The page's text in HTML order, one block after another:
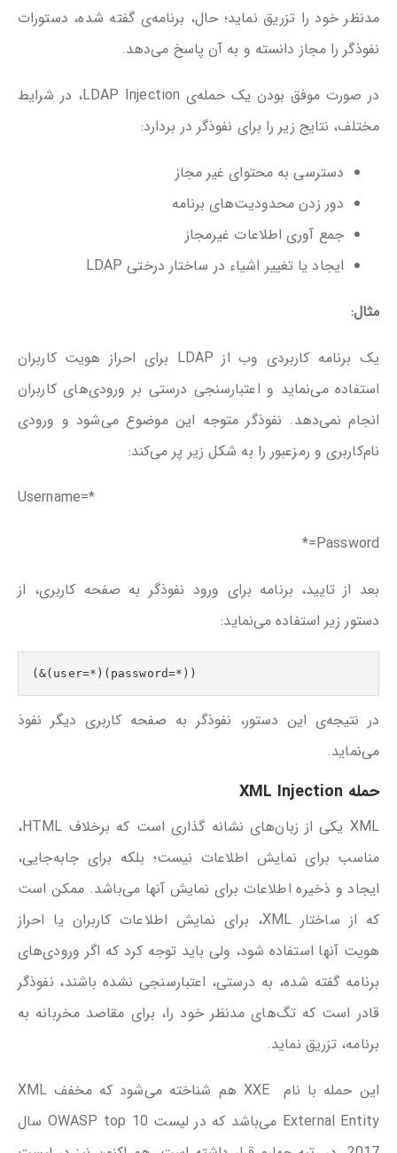
مدنظر خود را تزریق نماید؛ حال، برنامه‌ی گفته شده، دستورات
نفوذگر را مجاز دانسته و به آن پاسخ می‌دهد.
در صورت موفق بودن یک حمله‌ی LDAP Injection، در شرایط
مختلف، نتایج زیر را برای نفوذگر در بردارد:
دسترسی به محتوای غیر مجاز
دور زدن محدودیت‌های برنامه
جمع آوری اطلاعات غیر‌مجاز
ایجاد یا تغییر اشیاء در ساختار درختی LDAP
مثال:
یک برنامه کاربردی وب از LDAP برای احراز هویت کاربران
استفاده می‌نماید و اعتبارسنجی درستی بر ورودی‌های کاربران
انجام نمی‌دهد. نفوذگر متوجه این موضوع می‌شود و ورودی
نام‌کاربری و رمزعبور را به شکل زیر پر می‌کند:
Username=*
Password=*
بعد از تایید، برنامه برای ورود نفوذگر به صفحه کاربری، از
دستور زیر استفاده می‌نماید:
(&(user=*)(password=*))
در نتیجه‌ی این دستور، نفوذگر به صفحه کاربری دیگر نفوذ
می‌نماید.
حمله‌ XML Injection
XML یکی از زبان‌های نشانه گذاری است که برخلاف HTML،
مناسب برای نمایش اطلاعات نیست؛ بلکه برای جابه‌جایی،
ایجاد و ذخیره اطلاعات برای نمایش آنها می‌باشد. ممکن است
که از ساختار XML، برای نمایش اطلاعات کاربران یا احراز
هویت آنها استفاده شود، ولی باید توجه کرد که اگر ورودی‌های
برنامه گفته شده، به درستی، اعتبارسنجی نشده باشند، نفوذگر
قادر است که تگ‌های مدنظر خود را، برای مقاصد مخربانه به
برنامه، تزریق نماید.
این حمله با نام XXE هم شناخته می‌شود که مخفف XML
External Entity می‌باشد که در لیست OWASP top 10 سال